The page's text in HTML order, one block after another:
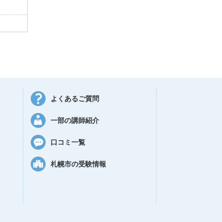
よくあるご質問
一部の講師紹介
口コミ一覧
札幌市の受験情報